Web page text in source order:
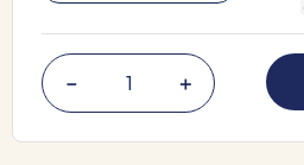
＋
－